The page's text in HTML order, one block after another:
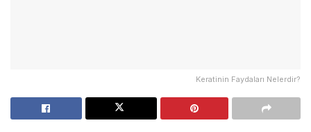
Keratinin Faydaları Nelerdir?